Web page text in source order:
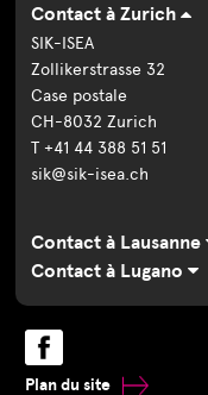
Contact à Zurich
SIK-ISEA
Zollikerstrasse 32
Case postale
CH-8032 Zurich
T +41 44 388 51 51
sik@sik-isea.ch
Contact à Lausanne
Contact à Lugano
Plan du site